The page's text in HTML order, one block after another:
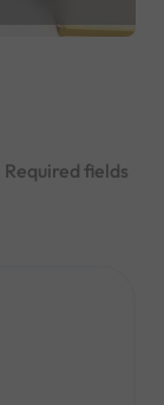
Required fields